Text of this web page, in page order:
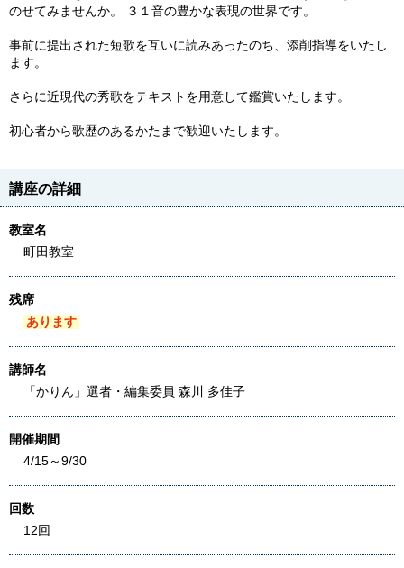
のせてみませんか。 ３１音の豊かな表現の世界です。
事前に提出された短歌を互いに読みあったのち、添削指導をいたし
ます。
さらに近現代の秀歌をテキストを用意して鑑賞いたします。
初心者から歌歴のあるかたまで歓迎いたします。
講座の詳細
教室名
町田教室
残席
あります
講師名
「かりん」選者・編集委員 森川 多佳子
開催期間
4/15～9/30
回数
12回